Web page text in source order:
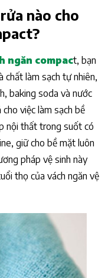
nào cho
ngăn compact, bạn
chất làm sạch tự nhiên,
baking soda và nước
việc làm sạch bề
nội thất trong suốt có
giữ cho bề mặt luôn
pháp vệ sinh này
thọ của vách ngăn vệ